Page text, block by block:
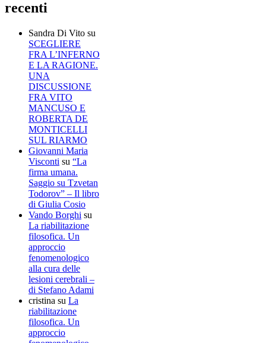
recenti
Sandra Di Vito su
SCEGLIERE
FRA L’INFERNO
E LA RAGIONE.
UNA
DISCUSSIONE
FRA VITO
MANCUSO E
ROBERTA DE
MONTICELLI
SUL RIARMO
Giovanni Maria
Visconti su “La
firma umana.
Saggio su Tzvetan
Todorov” – Il libro
di Giulia Cosio
Vando Borghi su
La riabilitazione
filosofica. Un
approccio
fenomenologico
alla cura delle
lesioni cerebrali –
di Stefano Adami
cristina su La
riabilitazione
filosofica. Un
approccio